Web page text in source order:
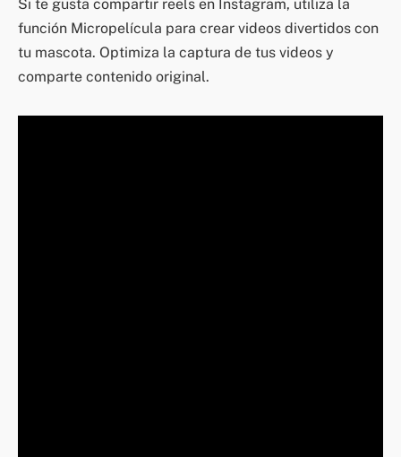
Si te gusta compartir reels en Instagram, utiliza la
función Micropelícula para crear videos divertidos con
tu mascota. Optimiza la captura de tus videos y
comparte contenido original.